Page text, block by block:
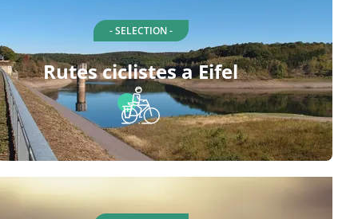
- SELECTION -
Rutes ciclistes a Eifel